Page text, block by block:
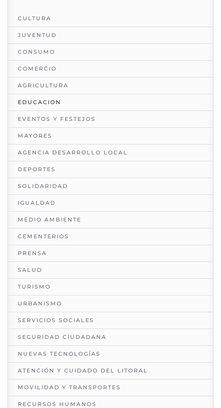
CULTURA
JUVENTUD
CONSUMO
COMERCIO
AGRICULTURA
EDUCACION
EVENTOS Y FESTEJOS
MAYORES
AGENCIA DESARROLLO LOCAL
DEPORTES
SOLIDARIDAD
IGUALDAD
MEDIO AMBIENTE
CEMENTERIOS
PRENSA
SALUD
TURISMO
URBANISMO
SERVICIOS SOCIALES
SEGURIDAD CIUDADANA
NUEVAS TECNOLOGÍAS
ATENCIÓN Y CUIDADO DEL LITORAL
MOVILIDAD Y TRANSPORTES
RECURSOS HUMANOS